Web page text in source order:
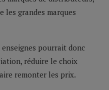
les grandes marques
pourrait donc
réduire le choix
remonter les prix.